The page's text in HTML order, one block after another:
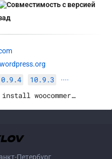
10.9.3 ····
wp plugin install woocommerce --activate
Петербург